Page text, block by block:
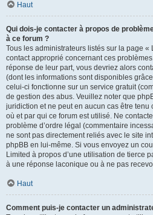
Haut
Qui dois-je contacter à propos de
à ce forum ?
Tous les administrateurs listés sur la page «
contact approprié concernant ces
réponse de leur part, vous devriez alors
(dont les informations sont disponibles
celui-ci fonctionne sur un service gratuit
de gestion des abus. Veuillez noter que
juridiction et ne peut en aucun cas être
où et par qui ce forum est utilisé. Ne
problème d’ordre légal (commentaire
ne sont pas directement reliés avec le site
phpBB en lui-même. Si vous envoyez un
Limited à propos d’une utilisation de tierce
à une réponse laconique ou à ne pas
Haut
Comment puis-je contacter un